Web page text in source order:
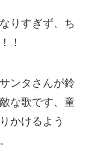
りすぎず、ち
！
ンタさんが鈴
な歌です、童
かけるよう